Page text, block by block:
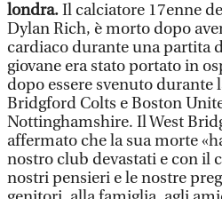
londra.Il calciatore 17enne
Dylan Rich, è morto dopo
cardiaco durante una partita
giovane era stato portato in
dopo essere svenuto durante
Bridgford Colts e Boston
Nottinghamshire. Il West
affermato che la sua morte
nostro club devastati e con il
nostri pensieri e le nostre